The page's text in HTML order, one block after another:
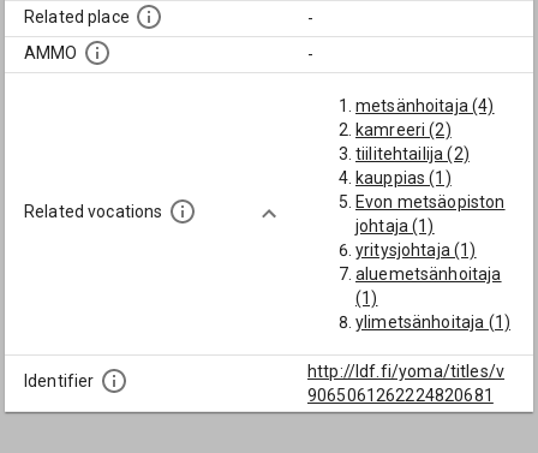
Helsingissä,
Helsingissä.)
Kumlin, Karl Arthur
Lagerlöf, Lennart
Abraham
(Puutavaraliikemies
Oulussa)
Lyra, Adolf
Johannes
(Metsänhoitaja
Karjalassa 1892-
1904, sittemmin
puutavaraliikemies)
Taskinen, Josef
Related place
-
AMMO
-
Related vocations
metsänhoitaja (4)
kamreeri (2)
tiilitehtailija (2)
kauppias (1)
Evon metsäopiston
johtaja (1)
yritysjohtaja (1)
aluemetsänhoitaja
(1)
ylimetsänhoitaja (1)
oikeustutkinto (1)
kirjanpitäjä (1)
Identifier
http://ldf.fi/yoma/titles/v
9065061262224820681